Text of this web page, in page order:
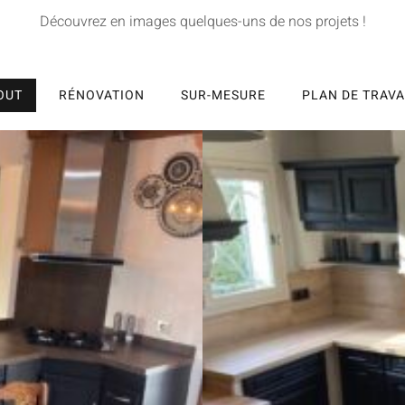
Découvrez en images quelques-uns de nos projets !
RÉNOVATION SUR-MESURE PLAN DE